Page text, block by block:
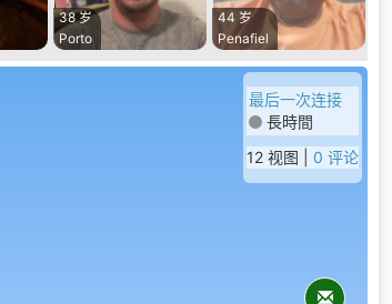
38 岁
Porto
44 岁
Penafiel
最后一次连接
長時間
12 视图 | 0 评论